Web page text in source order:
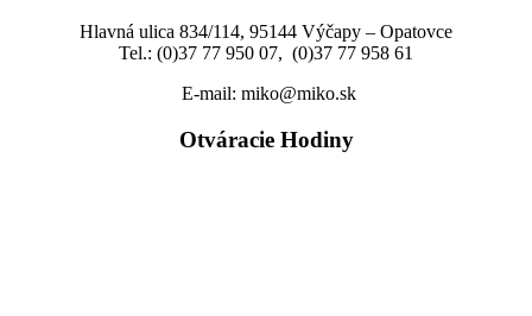
Hlavná ulica 834/114, 95144 Výčapy – Opatovce
Tel.: (0)37 77 950 07, (0)37 77 958 61
E-mail: miko@miko.sk
Otváracie Hodiny